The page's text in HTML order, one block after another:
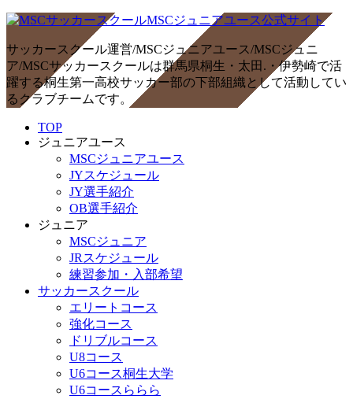
サッカースクール運営/MSCジュニアユース/MSCジュニ
ア/MSCサッカースクールは群馬県桐生・太田.・伊勢崎で活
躍する桐生第一高校サッカー部の下部組織として活動してい
るクラブチームです。
TOP
ジュニアユース
MSCジュニアユース
JYスケジュール
JY選手紹介
OB選手紹介
ジュニア
MSCジュニア
JRスケジュール
練習参加・入部希望
サッカースクール
エリートコース
強化コース
ドリブルコース
U8コース
U6コース桐生大学
U6コースららら